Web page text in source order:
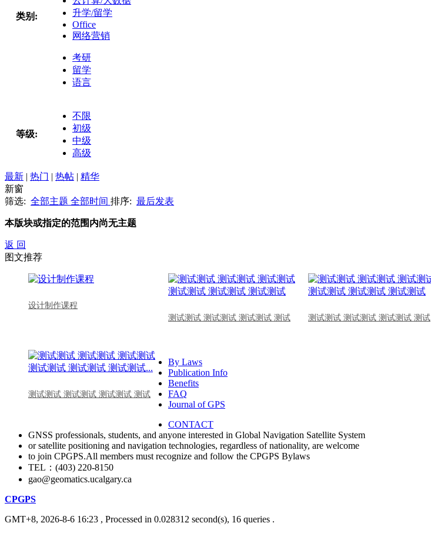
类别:
升学/留学
Office
网络营销
考研
留学
语言
等级:
不限
初级
中级
高级
最新 | 热门 | 热帖 | 精华
新窗
筛选: 全部主题 全部时间 排序: 最后发表
本版块或指定的范围内尚无主题
返 回
图文推荐
设计制作课程
测试测试 测试测试 测试测试 测试
测试测试 测试测试 测试测试 测试
测试测试 测试测试 测试测试 测试
By Laws
Publication Info
Benefits
FAQ
Journal of GPS
CONTACT
GNSS professionals, students, and anyone interested in Global Navigation Satellite System
or satellite positioning and navigation technologies, regardless of nationality, are welcome
to join CPGPS.All members must recognize and follow the CPGPS Bylaws
TEL：(403) 220-8150
gao@geomatics.ucalgary.ca
CPGPS
GMT+8, 2026-8-6 16:23 , Processed in 0.028312 second(s), 16 queries .